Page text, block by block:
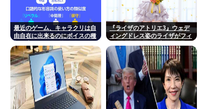
最近のゲーム、キャラクリは自
由自在に出来るのにボイスの種
『ライザのアトリエ3』ウェデ
ィングドレス姿のライザがフィ
∀ﾟ)───!!!!!